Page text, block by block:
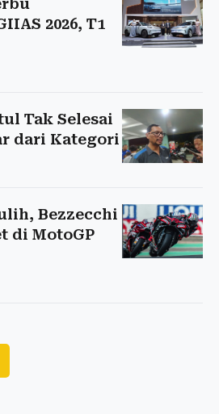
2026, T1
Tak Selesai
dari Kategori
Bezzecchi
di MotoGP